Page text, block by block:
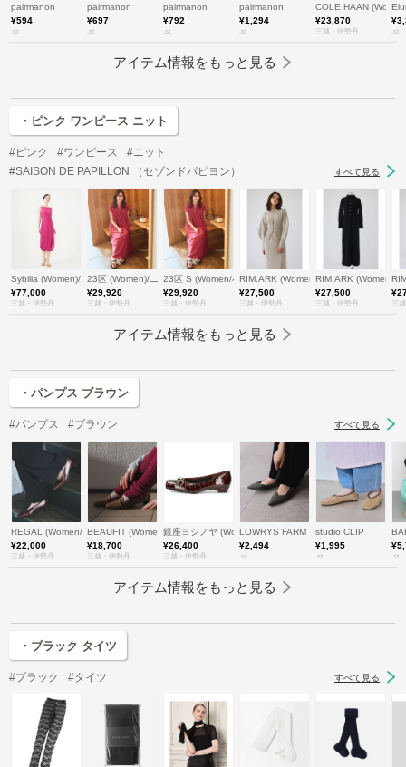
pairmanon
¥594
.st
pairmanon
¥697
.st
pairmanon
¥792
.st
pairmanon
¥1,294
.st
COLE HAAN
¥23,870
三越・伊勢丹 .st
アイテム情報をもっと見る
・ピンク ワンピース ニット
#ピンク #ワンピース
#ニット
#SAISON DE PAPILLON （セゾンドパピヨン）
すべて見る
Sybilla (Women)/シビラ
¥77,000
三越・伊勢丹
23区 (Women)/ニジュウサンク
¥29,920
三越・伊勢丹
23区 S (Women/小さいサイズ)/ニジュウサンク エス
¥29,920
三越・伊勢丹
RIM.ARK (Women)/リムアーク
¥27,500
三越・伊勢丹
RIM.ARK (Women)/
¥27,500
三越・伊勢丹 三
アイテム情報をもっと見る
・パンプス ブラウン
#パンプス #ブラウン すべて見る
REGAL (Women/Men)/リーガル
¥22,000
三越・伊勢丹
BEAUFIT (Women)/ビューフィット
¥18,700
三越・伊勢丹
銀座ヨシノヤ (Women)/ギンザヨシノヤ
¥26,400
三越・伊勢丹
LOWRYS FARM
¥2,494
.st
studio CLIP
¥1,995
.st .st
アイテム情報をもっと見る
・ブラック タイツ
#ブラック #タイツ すべて見る